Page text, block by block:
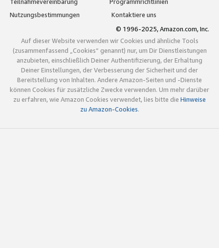
Teilnahmevereinbarung
Programmrichtlinien
Nutzungsbestimmungen
Kontaktiere uns
© 1996-2025, Amazon.com, Inc.
Auf dieser Website verwenden wir Cookies und ähnliche Tools
(zusammenfassend „Cookies“ genannt) nur, um Dir Dienstleistungen
anzubieten, einschließlich Deiner Authentifizierung, der Erhaltung
Deiner Einstellungen, der Verbesserung der Sicherheit und der
Bereitstellung von Inhalten. Andere Amazon-Seiten und -Dienste
können Cookies für zusätzliche Zwecke verwenden. Um mehr darüber
zu erfahren, wie Amazon Cookies verwendet, lies bitte die Hinweise
zu Amazon-Cookies.